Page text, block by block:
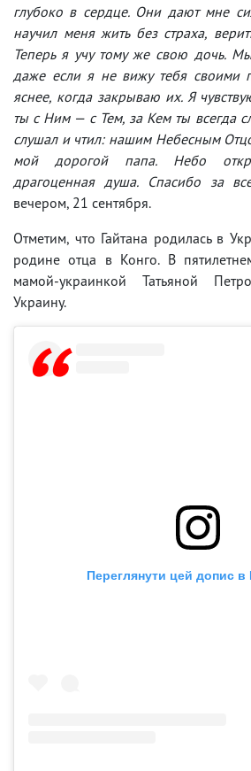
глубоко в сердце. Они дают мне
научил меня жить без страха,
Теперь я учу тому же свою дочь.
даже если я не вижу тебя своими
яснее, когда закрываю их. Я
ты с Ним — с Тем, за Кем ты всегда
слушал и чтил: нашим Небесным
мой дорогой папа. Небо
драгоценная душа. Спасибо за
вечером, 21 сентября.
Отметим, что Гайтана родилась в
родине отца в Конго. В
мамой-украинкой Татьяной
Украину.
Переглянути цей допис в